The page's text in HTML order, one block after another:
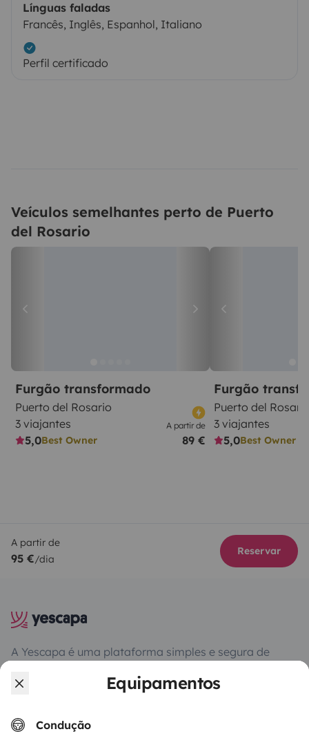
Equipamentos
Condução
Línguas faladas
Francês, Inglês, Espanhol, Italiano
Perfil certificado
Veículos semelhantes perto de Puerto
del Rosario
Furgão transformado
Puerto del Rosario
3 viajantes
5,0Best Owner
A partir de
89 €
Furgão
Puerto del
3 viajantes
5,0Best Owner
A partir de
95 €/dia
Reservar
A Yescapa é uma plataforma simples e segura de
campervans entre particulares. A página é o
chave-na-mão para os alugueres de autocaravanas
em total liberdade e confiança.